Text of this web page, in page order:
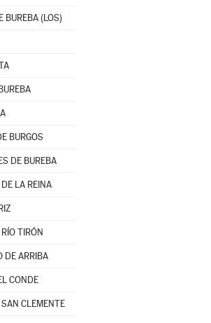
BUREBA (LOS)
BURGOS
DE BUREBA
LA REINA
TIRÓN
DE ARRIBA
CONDE
CLEMENTE